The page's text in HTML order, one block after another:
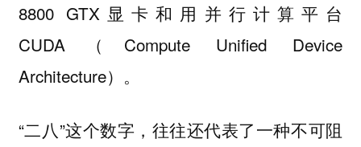
8800 GTX显卡和用并行计算平台
CUDA（Compute Unified Device
Architecture）。
“二八”这个数字，往往还代表了一种不可阻